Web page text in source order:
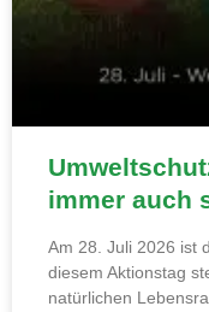
immer auch
Am 28. Juli 2026 ist
diesem Aktionstag
natürlichen